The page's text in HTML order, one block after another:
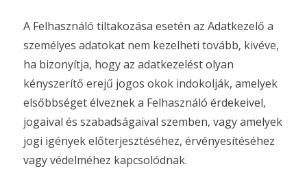
A Felhasználó tiltakozása esetén az Adatkezelő a
személyes adatokat nem kezelheti tovább, kivéve,
ha bizonyítja, hogy az adatkezelést olyan
kényszerítő erejű jogos okok indokolják, amelyek
elsőbbséget élveznek a Felhasználó érdekeivel,
jogaival és szabadságaival szemben, vagy amelyek
jogi igények előterjesztéséhez, érvényesítéséhez
vagy védelméhez kapcsolódnak.